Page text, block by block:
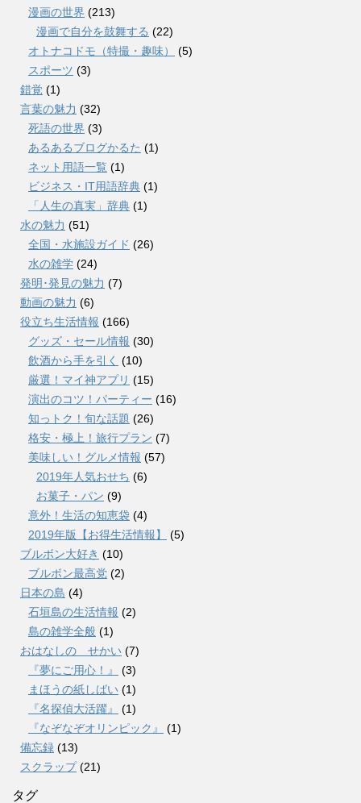
漫画の世界 (213)
漫画で自分を鼓舞する (22)
オトナコドモ（特撮・趣味）
(5)
スポーツ (3)
錯覚 (1)
言葉の魅力 (32)
死語の世界 (3)
あるあるブログかるた (1)
ネット用語一覧 (1)
ビジネス・IT用語辞典 (1)
「人生の真実」辞典 (1)
水の魅力 (51)
全国・水施設ガイド (26)
水の雑学 (24)
発明･発見の魅力 (7)
動画の魅力 (6)
役立ち生活情報 (166)
グッズ・セール情報 (30)
飲酒から手を引く (10)
厳選！マイ神アプリ (15)
演出のコツ！パーティー (16)
知っトク！旬な話題 (26)
格安・極上！旅行プラン (7)
美味しい！グルメ情報 (57)
2019年人気おせち (6)
お菓子・パン (9)
意外！生活の知恵袋 (4)
2019年版【お得生活情報】
(5)
ブルボン大好き (10)
ブルボン最高党 (2)
日本の島 (4)
石垣島の生活情報 (2)
島の雑学全般 (1)
おはなしの せかい (7)
『夢にご用心！』
(3)
まほうの紙しばい (1)
『名探偵大活躍』
(1)
『なぞなぞオリンピック』
(1)
備忘録 (13)
スクラップ(21)
タグ